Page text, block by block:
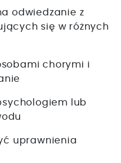
odwiedzanie z
się w różnych
chorymi i
lub
uprawnienia